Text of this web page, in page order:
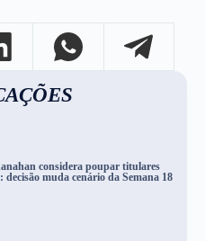
considera poupar titulares
decisão muda cenário da Semana 18